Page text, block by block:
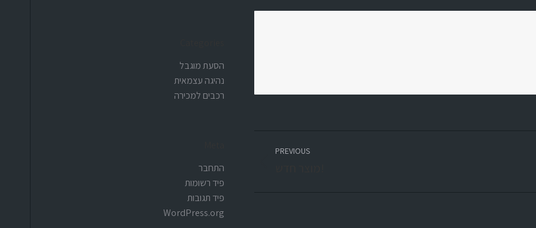
PREVIOUS
הסעת מוגבל
נהיגה עצמאית
רכבים למכירה
התחבר
פיד רשומות
פיד תגובות
WordPress.org